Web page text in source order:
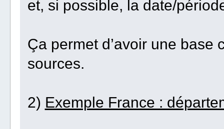
et, si possible, la date/
Ça permet d’avoir une base
sources.
2) Exemple France :